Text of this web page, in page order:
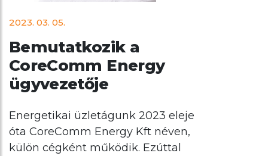
2023. 03. 05.
Bemutatkozik a
CoreComm Energy
ügyvezetője
Energetikai üzletágunk 2023 eleje
óta CoreComm Energy Kft néven,
külön cégként működik. Ezúttal